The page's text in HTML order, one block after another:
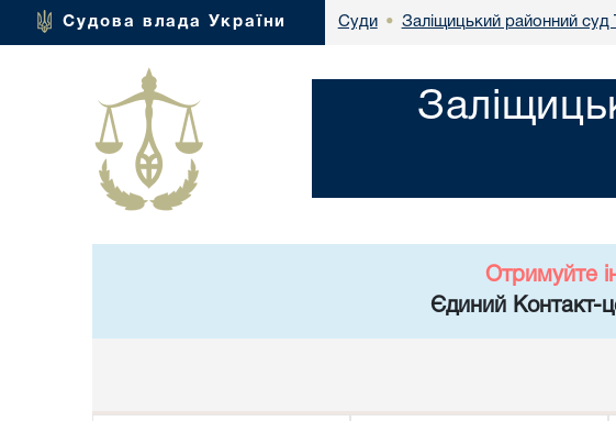
Судова влада України Суди • Заліщицький районний суд
Отримуйте
Єдиний Контакт-